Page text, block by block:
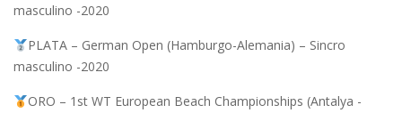
masculino -2020
PLATA – German Open (Hamburgo-Alemania) – Sincro
masculino -2020
ORO – 1st WT European Beach Championships (Antalya -